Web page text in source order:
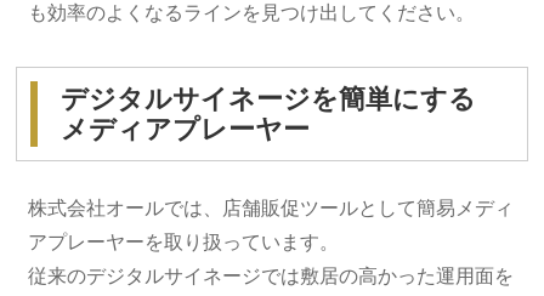
も効率のよくなるラインを見つけ出してください。
デジタルサイネージを簡単にする
メディアプレーヤー
株式会社オールでは、店舗販促ツールとして簡易メディ
アプレーヤーを取り扱っています。
従来のデジタルサイネージでは敷居の高かった運用面を